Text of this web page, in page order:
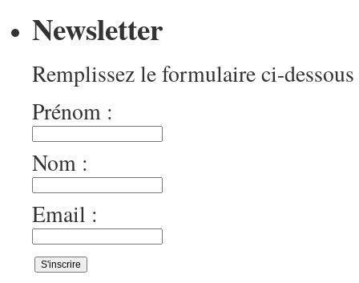
Newsletter
Remplissez le formulaire ci-
Prénom :
Nom :
Email :